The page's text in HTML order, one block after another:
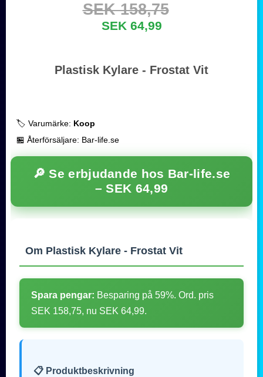
SEK 158,75
SEK 64,99
Plastisk Kylare - Frostat Vit
🏷️ Varumärke: Koop
🏪 Återförsäljare: Bar-life.se
🔎 Se erbjudande hos Bar-life.se
–SEK 64,99
Om Plastisk Kylare - Frostat Vit
Spara pengar: Besparing på 59%. Ord. pris
SEK 158,75, nu SEK 64,99.
📋 Produktbeskrivning